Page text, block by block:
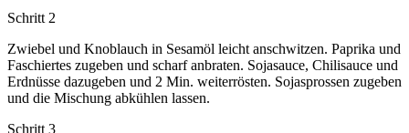
Schritt 2
Zwiebel und Knoblauch in Sesamöl leicht anschwitzen. Paprika und
Faschiertes zugeben und scharf anbraten. Sojasauce, Chilisauce und
Erdnüsse dazugeben und 2 Min. weiterrösten. Sojasprossen zugeben
und die Mischung abkühlen lassen.
Schritt 3